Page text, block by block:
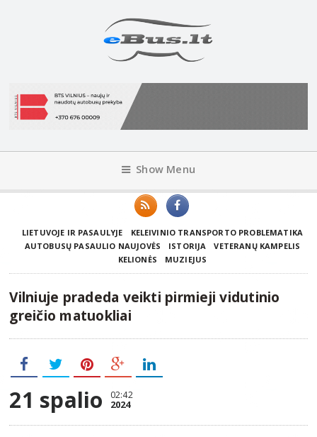
Show Menu
LIETUVOJE IR PASAULYJE
KELEIVINIO TRANSPORTO PROBLEMATIKA
AUTOBUSŲ PASAULIO NAUJOVĖS
ISTORIJA
VETERANŲ KAMPELIS
KELIONĖS
MUZIEJUS
Vilniuje pradeda veikti pirmieji vidutinio
greičio matuokliai
21 spalio 02:42
2024